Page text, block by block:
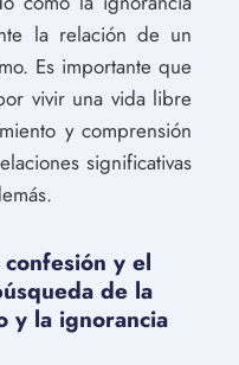
la relación de un
Es importante que
vivir una vida libre
y comprensión
significativas
y el
de la
y la ignorancia